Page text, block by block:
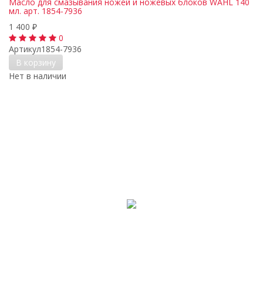
мл. арт. 1854-7936
1 400 ₽
0
Артикул1854-7936
В корзину
Нет в наличии